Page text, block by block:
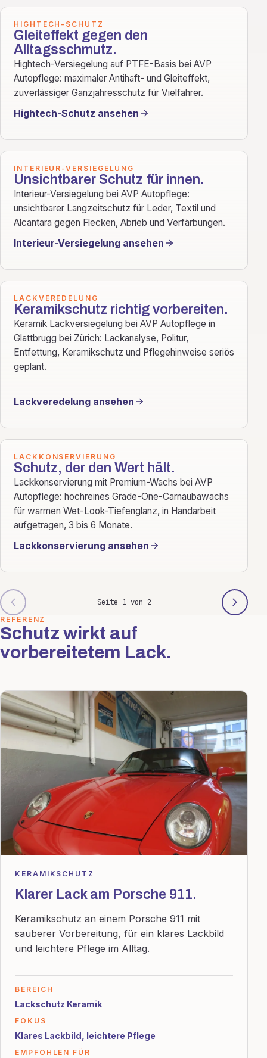
HIGHTECH-SCHUTZ
Gleiteffekt gegen den
Alltagsschmutz.
Hightech-Versiegelung auf PTFE-Basis bei AVP
Autopflege: maximaler Antihaft- und Gleiteffekt,
zuverlässiger Ganzjahresschutz für Vielfahrer.
Hightech-Schutz ansehen
INTERIEUR-VERSIEGELUNG
Unsichtbarer Schutz für innen.
Interieur-Versiegelung bei AVP Autopflege:
unsichtbarer Langzeitschutz für Leder, Textil und
Alcantara gegen Flecken, Abrieb und Verfärbungen.
Interieur-Versiegelung ansehen
LACKVEREDELUNG
Keramikschutz richtig vorbereiten.
Keramik Lackversiegelung bei AVP Autopflege in
Glattbrugg bei Zürich: Lackanalyse, Politur,
Entfettung, Keramikschutz und Pflegehinweise seriös
geplant.
Lackveredelung ansehen
LACKKONSERVIERUNG
Schutz, der den Wert hält.
Lackkonservierung mit Premium-Wachs bei AVP
Autopflege: hochreines Grade-One-Carnaubawachs
für warmen Wet-Look-Tiefenglanz, in Handarbeit
aufgetragen, 3 bis 6 Monate.
Lackkonservierung ansehen
Seite 1 von 2
REFERENZ
Schutz wirkt auf
vorbereitetem Lack.
KERAMIKSCHUTZ
Klarer Lack am Porsche 911.
Keramikschutz an einem Porsche 911 mit
sauberer Vorbereitung, für ein klares Lackbild
und leichtere Pflege im Alltag.
BEREICH
Lackschutz Keramik
FOKUS
Klares Lackbild, leichtere Pflege
EMPFOHLEN FÜR